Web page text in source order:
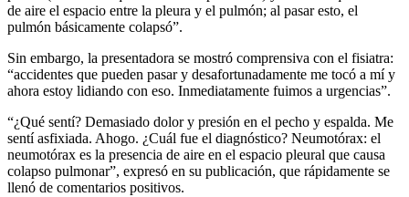
de aire el espacio entre la pleura y el pulmón; al pasar esto, el
pulmón básicamente colapsó”.
Sin embargo, la presentadora se mostró comprensiva con el fisiatra:
“accidentes que pueden pasar y desafortunadamente me tocó a mí y
ahora estoy lidiando con eso. Inmediatamente fuimos a urgencias”.
“¿Qué sentí? Demasiado dolor y presión en el pecho y espalda. Me
sentí asfixiada. Ahogo. ¿Cuál fue el diagnóstico? Neumotórax: el
neumotórax es la presencia de aire en el espacio pleural que causa
colapso pulmonar”, expresó en su publicación, que rápidamente se
llenó de comentarios positivos.